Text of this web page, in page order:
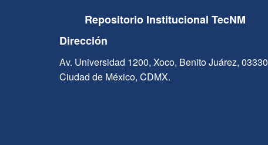
Repositorio Institucional TecNM
Dirección
Av. Universidad 1200, Xoco, Benito Juárez, 03330
Ciudad de México, CDMX.